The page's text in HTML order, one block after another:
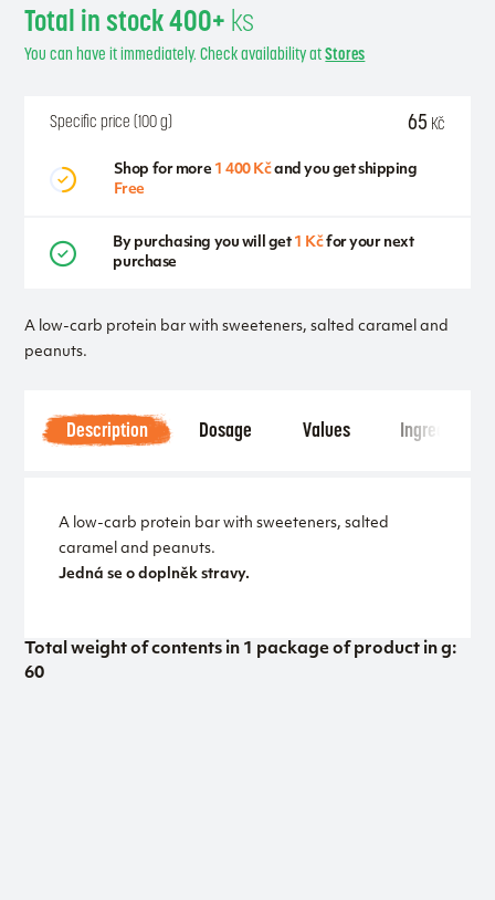
A low-carb protein bar with sweeteners, salted caramel and
peanuts.
Total in stock 400+ ks
You can have it immediately. Check availability atStores
Specific price (100 g) 65 Kč
Shop for more 1 400 Kčand you get shipping
Free
By purchasing you will get 1 Kčfor your next
purchase
Description Dosage Values Ingredients
A low-carb protein bar with sweeteners, salted
caramel and peanuts.
Jedná se o doplněk stravy.
Total weight of contents in 1 package of product in g:
60